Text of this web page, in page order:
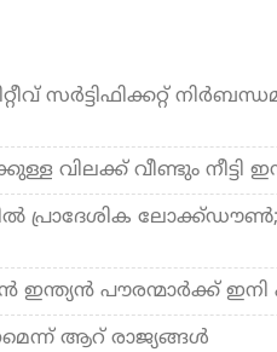
സര്‍ട്ടിഫിക്കറ്റ്
വിലക്ക് വീണ്ടും നീട്ടി
പ്രാദേശിക ലോക്ക്ഡൗണ്‍;
ഇന്ത്യന്‍ പൗരന്മാര്‍ക്ക്
ആറ് രാജ്യങ്ങള്‍